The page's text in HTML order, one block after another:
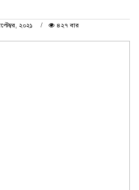
২০২১
৪২৭ বার